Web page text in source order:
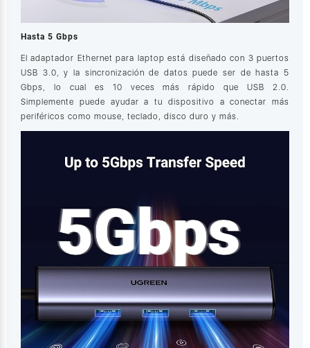
Hasta 5 Gbps
El adaptador Ethernet para laptop está diseñado con 3 puertos
USB 3.0, y la sincronización de datos puede ser de hasta 5
Gbps, lo cual es 10 veces más rápido que USB 2.0.
Simplemente puede ayudar a tu dispositivo a conectar más
periféricos como mouse, teclado, disco duro y más.